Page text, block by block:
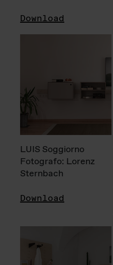
Download
LUIS Soggiorno
Fotografo: Lorenz
Sternbach
Download